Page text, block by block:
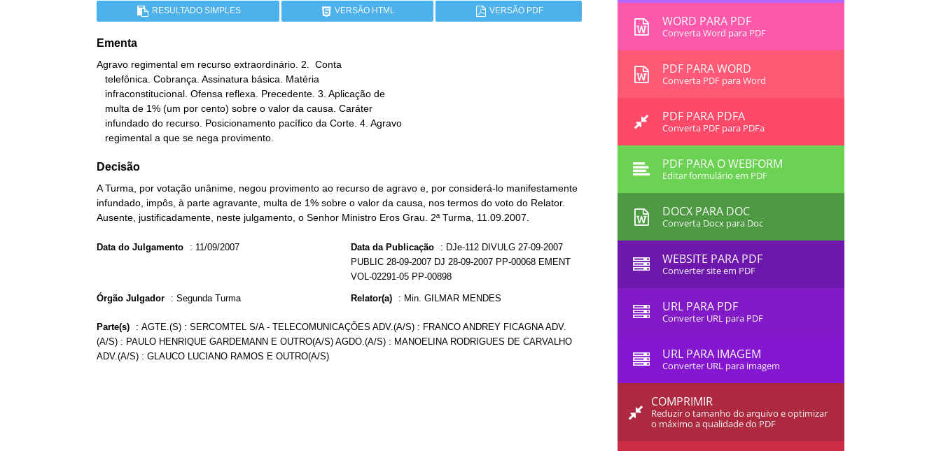
RESULTADO SIMPLES VERSÃO HTML VERSÃO PDF
Ementa
Agravo regimental em recurso extraordinário. 2.  Conta
   regimental a que se nega provimento.
Decisão
A Turma, por votação unânime, negou provimento ao recurso de agravo e, por considerá-lo manifestamente
infundado, impôs, à parte agravante, multa de 1% sobre o valor da causa, nos termos do voto do Relator.
Ausente, justificadamente, neste julgamento, o Senhor Ministro Eros Grau. 2ª Turma, 11.09.2007.
Data do Julgamento : 11/09/2007 Data da Publicação : DJe-112 DIVULG 27-09-2007
PUBLIC 28-09-2007 DJ 28-09-2007 PP-00068 EMENT
VOL-02291-05 PP-00898
Órgão Julgador : Segunda Turma Relator(a) : Min. GILMAR MENDES
Parte(s) : AGTE.(S) : SERCOMTEL S/A - TELECOMUNICAÇÕES ADV.(A/S) : FRANCO ANDREY FICAGNA ADV.
(A/S) : PAULO HENRIQUE GARDEMANN E OUTRO(A/S) AGDO.(A/S) : MANOELINA RODRIGUES DE CARVALHO
ADV.(A/S) : GLAUCO LUCIANO RAMOS E OUTRO(A/S)
WORD PARA PDF
Converta Word para PDF
PDF PARA WORD
Converta PDF para Word
PDF PARA PDFA
Converta PDF para PDFa
PDF PARA O WEBFORM
Editar formulário em PDF
DOCX PARA DOC
Converta Docx para Doc
WEBSITE PARA PDF
Converter site em PDF
URL PARA PDF
Converter URL para PDF
URL PARA IMAGEM
Converter URL para imagem
COMPRIMIR
Reduzir o tamanho do arquivo e optimizar
o máximo a qualidade do PDF